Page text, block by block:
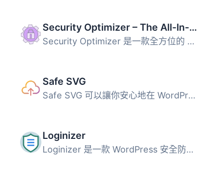
Security Optimizer – The All-In-One Protection Plugin
Security Optimizer 是一款全方位的 WordPress 安全外掛，能...
Safe SVG
Safe SVG 可以讓你安心地在 WordPress 中上傳 SVG 檔案！ 它...
Loginizer
Loginizer 是一款 WordPress 安全防護外掛，主要用於阻擋暴力...